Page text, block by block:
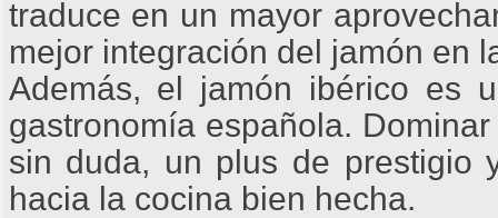
traduce en un mayor
mejor integración del jamón en
Además, el jamón ibérico es
gastronomía española.
sin duda, un plus de prestigio
hacia la cocina bien hecha.